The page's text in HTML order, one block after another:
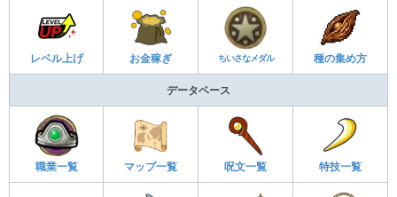
レベル上げ お金稼ぎ ちいさなメダル 種の集め方
データベース
職業一覧 マップ一覧 呪文一覧 特技一覧